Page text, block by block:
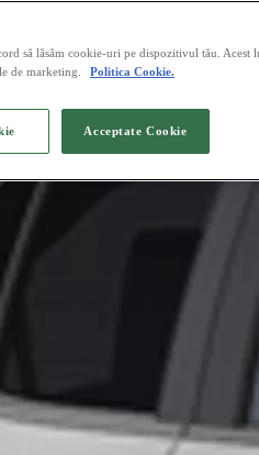
să lăsăm cookie-uri pe dispozitivul tău. Acest
de marketing.
Politica Cookie.
Acceptate Cookie